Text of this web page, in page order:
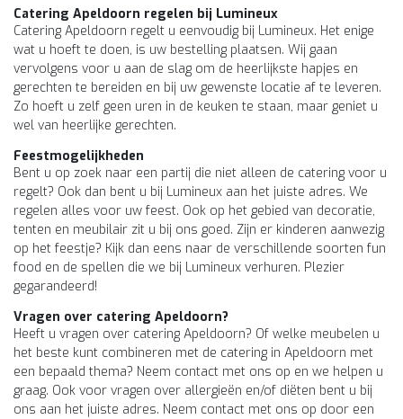
Catering Apeldoorn regelen bij Lumineux
Catering Apeldoorn regelt u eenvoudig bij Lumineux. Het enige
wat u hoeft te doen, is uw bestelling plaatsen. Wij gaan
vervolgens voor u aan de slag om de heerlijkste hapjes en
gerechten te bereiden en bij uw gewenste locatie af te leveren.
Zo hoeft u zelf geen uren in de keuken te staan, maar geniet u
wel van heerlijke gerechten.
Feestmogelijkheden
Bent u op zoek naar een partij die niet alleen de catering voor u
regelt? Ook dan bent u bij Lumineux aan het juiste adres. We
regelen alles voor uw feest. Ook op het gebied van decoratie,
tenten en meubilair zit u bij ons goed. Zijn er kinderen aanwezig
op het feestje? Kijk dan eens naar de verschillende soorten fun
food en de spellen die we bij Lumineux verhuren. Plezier
gegarandeerd!
Vragen over catering Apeldoorn?
Heeft u vragen over catering Apeldoorn? Of welke meubelen u
het beste kunt combineren met de catering in Apeldoorn met
een bepaald thema? Neem contact met ons op en we helpen u
graag. Ook voor vragen over allergieën en/of diëten bent u bij
ons aan het juiste adres. Neem contact met ons op door een